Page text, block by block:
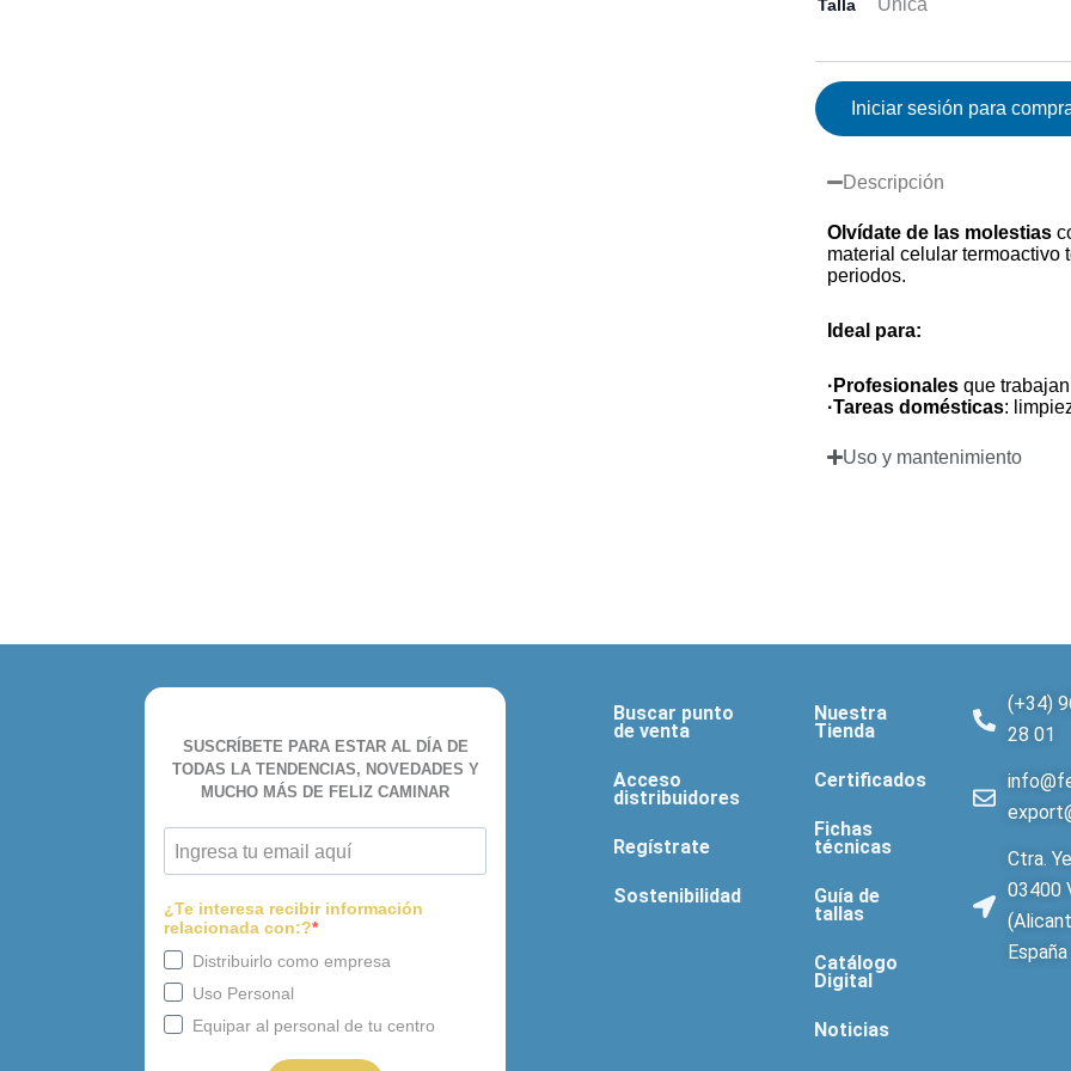
Talla Única
Iniciar sesión para
Descripción
Olvídate de las molestias
material celular termoactivo
periodos.
Ideal para:
·Profesionales que
·Tareas domésticas:
Uso y mantenimiento
Buscar punto
de venta
Acceso
distribuidores
Regístrate
Sostenibilidad
Nuestra
Tienda
Certificados
Fichas
técnicas
Guía de
tallas
Catálogo
Digital
Noticias
(+34)
28 01
Ctra.
03400
España